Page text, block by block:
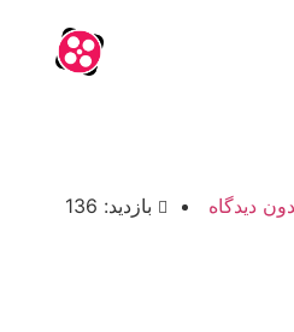
دیدگاه بازدید: 136